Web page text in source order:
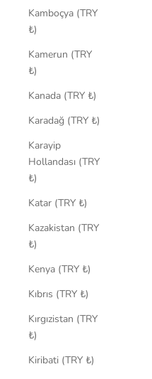
Kamboçya (TRY
₺)
Kamerun (TRY
₺)
Kanada (TRY ₺)
Karadağ (TRY ₺)
Karayip
Hollandası (TRY
₺)
Katar (TRY ₺)
Kazakistan (TRY
₺)
Kenya (TRY ₺)
Kıbrıs (TRY ₺)
Kırgızistan (TRY
₺)
Kiribati (TRY ₺)